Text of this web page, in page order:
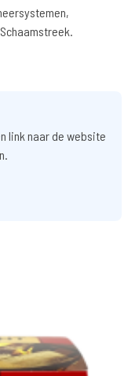
link naar de website